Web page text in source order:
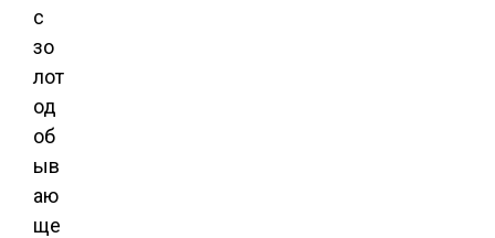
с
зо
лот
од
об
ыв
аю
ще